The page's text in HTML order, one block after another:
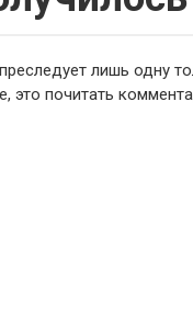
лишь одну
это почитать